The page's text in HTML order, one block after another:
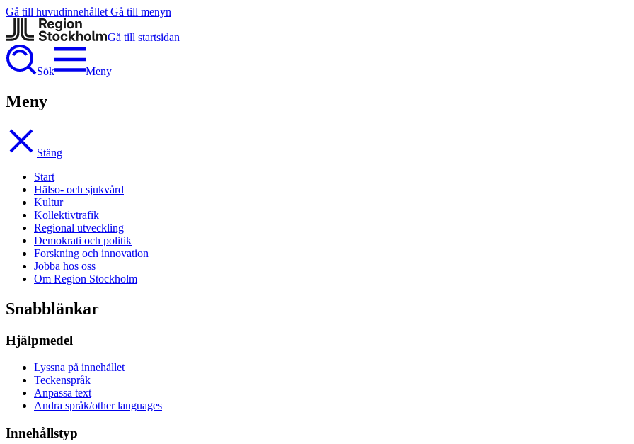
Gå till huvudinnehållet Gå till menyn
Gå till startsidan
Sök Meny
Meny
Stäng
Start
Hälso- och sjukvård
Kultur
Kollektivtrafik
Regional utveckling
Demokrati och politik
Forskning och innovation
Jobba hos oss
Om Region Stockholm
Snabblänkar
Hjälpmedel
Lyssna på innehållet
Teckenspråk
Anpassa text
Andra språk/other languages
Innehållstyp